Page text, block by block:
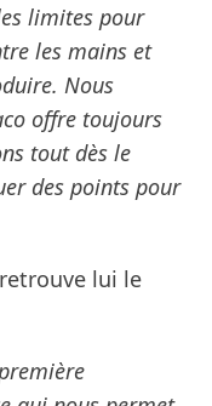
limites pour
les mains et
Nous
offre toujours
tout dès le
des points pour
lui le